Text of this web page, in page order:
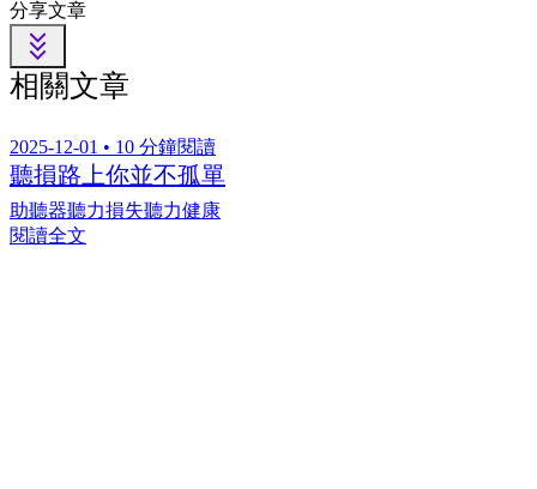
分享文章
相關文章
2025-12-01 • 10 分鐘閱讀
聽損路上你並不孤單
助聽器聽力損失聽力健康
閱讀全文